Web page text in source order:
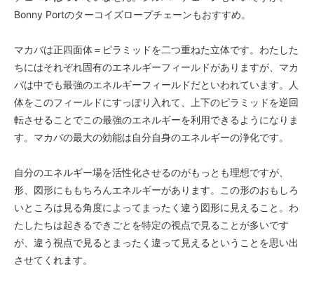
Bonny Portのターコイズロープチェーンもおすすめ。
マカバは正四面体＝ピラミッドを二つ重ねた立体です。わたした
ちにはそれぞれ固有のエネルギーフィールドがありますが、マカ
バは中でも最強のエネルギーフィールドだといわれています。人
体をこのフィールドにすっぽり入れて、上下のピラミッドを逆回
転させることでこの最強のエネルギーを利用できるようになりま
す。マカバの最大の効能は自分自身のエネルギーの浄化です。
自分のエネルギー場を活性化させるのがもっとも理想ですが、
形、図形にももちろんエネルギーがあります。この形のおもしろ
いところは見る角度によってまったく違う図形に見えること。わ
たしたちは起きるできごとを特定の視点で見ることが多いです
が、違う視点で見るとまったく違って見えるということを思い出
させてくれます。